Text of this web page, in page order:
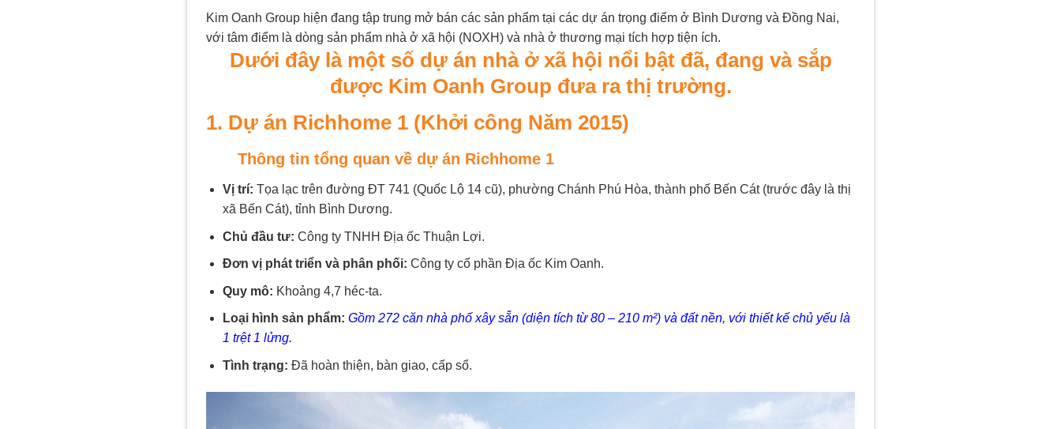
Kim Oanh Group hiện đang tập trung mở bán các sản phẩm tại các dự án trọng điểm ở Bình Dương và Đồng Nai,
với tâm điểm là dòng sản phẩm nhà ở xã hội (NOXH) và nhà ở thương mại tích hợp tiện ích.
Dưới đây là một số dự án nhà ở xã hội nổi bật đã, đang và sắp
được Kim Oanh Group đưa ra thị trường.
1. Dự án Richhome 1 (Khởi công Năm 2015)
Thông tin tổng quan về dự án Richhome 1
Vị trí: Tọa lạc trên đường ĐT 741 (Quốc Lộ 14 cũ), phường Chánh Phú Hòa, thành phố Bến Cát (trước đây là thị
xã Bến Cát), tỉnh Bình Dương.
Chủ đầu tư: Công ty TNHH Địa ốc Thuận Lợi.
Đơn vị phát triển và phân phối: Công ty cổ phần Địa ốc Kim Oanh.
Quy mô: Khoảng 4,7 héc-ta.
Loại hình sản phẩm: Gồm 272 căn nhà phố xây sẵn (diện tích từ 80 – 210 m²) và đất nền, với thiết kế chủ yếu là
1 trệt 1 lửng.
Tình trạng: Đã hoàn thiện, bàn giao, cấp sổ.